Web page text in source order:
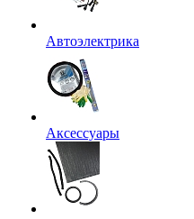
Автоэлектрика
Аксессуары